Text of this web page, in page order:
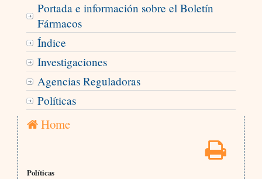
Portada e información sobre el Boletín
Fármacos
Índice
Investigaciones
Agencias Reguladoras
Políticas
Home
Políticas